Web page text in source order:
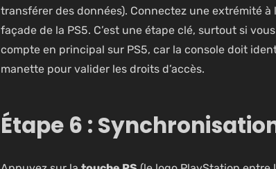
transférer des données). Connectez une extrémité à
façade de la PS5. C’est une étape clé, surtout si
compte en principal sur PS5, car la console doit
manette pour valider les droits d’accès.
Étape 6 :